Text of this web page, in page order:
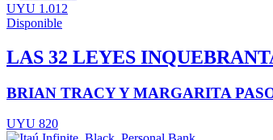
UYU 1.012
Disponible
LAS 32 LEYES
BRIAN TRACY Y MARGARITA
UYU 820